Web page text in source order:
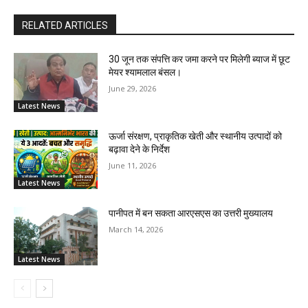
RELATED ARTICLES
Latest News
30 जून तक संपत्ति कर जमा करने पर मिलेगी ब्याज में छूट
मेयर श्यामलाल बंसल।
June 29, 2026
Latest News
ऊर्जा संरक्षण, प्राकृतिक खेती और स्थानीय उत्पादों को
बढ़ावा देने के निर्देश
June 11, 2026
Latest News
पानीपत में बन सकता आरएसएस का उत्तरी मुख्यालय
March 14, 2026